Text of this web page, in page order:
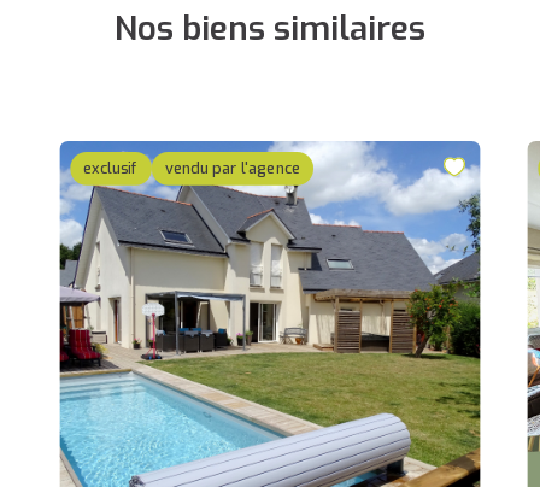
Nos biens similaires
exclusif vendu par l'agence